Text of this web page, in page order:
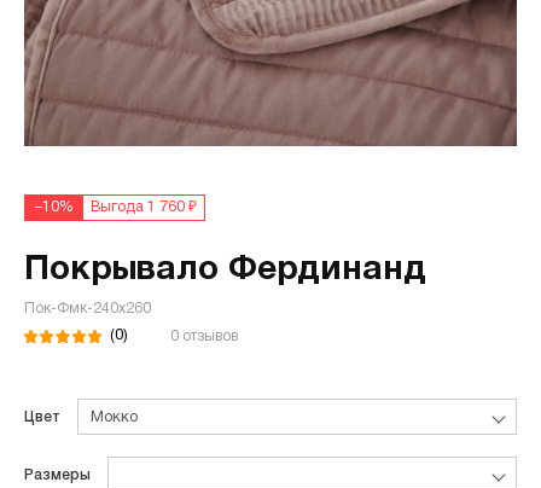
–10% Выгода 1 760 ₽
Покрывало Фердинанд
Пок-Фмк-240х260
(0) 0 отзывов
Цвет Мокко
Размеры